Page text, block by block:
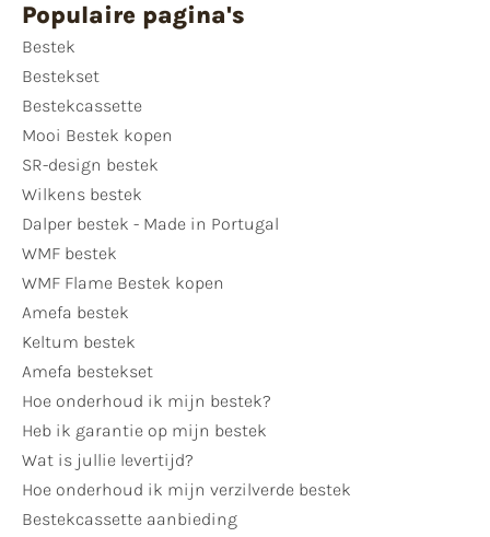
Populaire pagina's
Bestek
Bestekset
Bestekcassette
Mooi Bestek kopen
SR-design bestek
Wilkens bestek
Dalper bestek - Made in Portugal
WMF bestek
WMF Flame Bestek kopen
Amefa bestek
Keltum bestek
Amefa bestekset
Hoe onderhoud ik mijn bestek?
Heb ik garantie op mijn bestek
Wat is jullie levertijd?
Hoe onderhoud ik mijn verzilverde bestek
Bestekcassette aanbieding